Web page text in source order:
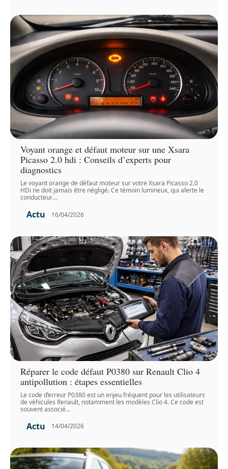
Voyant orange et défaut moteur sur une Xsara
Picasso 2.0 hdi : Conseils d’experts pour
diagnostics
Le voyant orange de défaut moteur sur votre Xsara Picasso 2.0
HDi ne doit jamais être négligé. Ce témoin lumineux, qui alerte le
conducteur…
Actu 16/04/2026
Réparer le code défaut P0380 sur Renault Clio 4
antipollution : étapes essentielles
Le code d’erreur P0380 est un enjeu fréquent pour les utilisateurs
de véhicules Renault, notamment les modèles Clio 4. Ce code est
souvent associé…
Actu 14/04/2026